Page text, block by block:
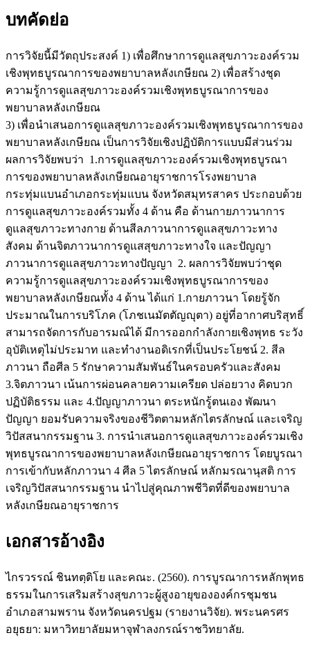
บทคัดย่อ
การวิจัยนี้มีวัตถุประสงค์ 1) เพื่อศึกษาการดูแลสุขภาวะองค์รวม
เชิงพุทธบูรณาการของพยาบาลหลังเกษียณ 2) เพื่อสร้างชุด
ความรู้การดูแลสุขภาวะองค์รวมเชิงพุทธบูรณาการของ
พยาบาลหลังเกษียณ
3) เพื่อนำเสนอการดูแลสุขภาวะองค์รวมเชิงพุทธบูรณาการของ
พยาบาลหลังเกษียณ เป็นการวิจัยเชิงปฏิบัติการแบบมีส่วนร่วม
ผลการวิจัยพบว่า 1.การดูแลสุขภาวะองค์รวมเชิงพุทธบูรณา
การของพยาบาลหลังเกษียณอายุราชการโรงพยาบาล
กระทุ่มแบนอำเภอกระทุ่มแบน จังหวัดสมุทรสาคร ประกอบด้วย
การดูแลสุขภาวะองค์รวมทั้ง 4 ด้าน คือ ด้านกายภาวนาการ
ดูแลสุขภาวะทางกาย ด้านสีลภาวนาการดูแลสุขภาวะทาง
สังคม ด้านจิตภาวนาการดูแสสุขภาวะทางใจ และปัญญา
ภาวนาการดูแลสุขภาวะทางปัญญา 2. ผลการวิจัยพบว่าชุด
ความรู้การดูแลสุขภาวะองค์รวมเชิงพุทธบูรณาการของ
พยาบาลหลังเกษียณทั้ง 4 ด้าน ได้แก่ 1.กายภาวนา โดยรู้จัก
ประมาณในการบริโภค (โภชเนมัตตัญญุตา) อยู่ที่อากาศบริสุทธิ์
สามารถจัดการกับอารมณ์ได้ มีการออกกำลังกายเชิงพุทธ ระวัง
อุบัติเหตุไม่ประมาท และทำงานอดิเรกที่เป็นประโยชน์ 2. สีล
ภาวนา ถือศีล 5 รักษาความสัมพันธ์ในครอบครัวและสังคม
3.จิตภาวนา เน้นการผ่อนคลายความเครียด ปล่อยวาง คิดบวก
ปฏิบัติธรรม และ 4.ปัญญาภาวนา ตระหนักรู้ตนเอง พัฒนา
ปัญญา ยอมรับความจริงของชีวิตตามหลักไตรลักษณ์ และเจริญ
วิปัสสนากรรมฐาน 3. การนำเสนอการดูแลสุขภาวะองค์รวมเชิง
พุทธบูรณาการของพยาบาลหลังเกษียณอายุราชการ โดยบูรณา
การเข้ากับหลักภาวนา 4 ศีล 5 ไตรลักษณ์ หลักมรณานุสติ การ
เจริญวิปัสสนากรรมฐาน นำไปสู่คุณภาพชีวิตที่ดีของพยาบาล
หลังเกษียณอายุราชการ
เอกสารอ้างอิง
ไกรวรรณ์ ชินทตฺติโย และคณะ. (2560). การบูรณาการหลักพุทธ
ธรรมในการเสริมสร้างสุขภาวะผู้สูงอายุขององค์กรชุมชน
อำเภอสามพราน จังหวัดนครปฐม (รายงานวิจัย). พระนครศร
อยุธยา: มหาวิทยาลัยมหาจุฬาลงกรณ์ราชวิทยาลัย.